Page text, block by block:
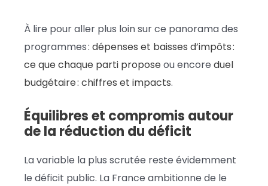
À lire pour aller plus loin sur ce panorama des
programmes : dépenses et baisses d’impôts :
ce que chaque parti proposeou encore duel
budgétaire : chiffres et impacts.
Équilibres et compromis autour
de la réduction du déficit
La variable la plus scrutée reste évidemment
le déficit public. La France ambitionne de le